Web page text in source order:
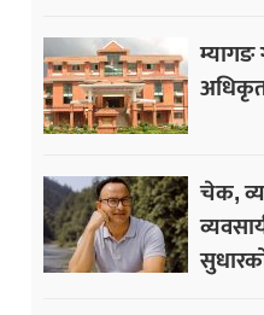
म्यागङ
चेक,